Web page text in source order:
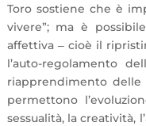
Toro sostiene che è
vivere”; ma è
affettiva ‒ cioè il
l’auto-regolamento
riapprendimento
permettono
sessualità, la